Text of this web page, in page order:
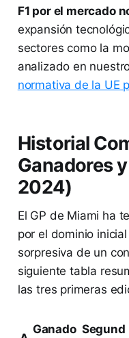
F1 por el mercado
expansión
sectores como la
analizado en
normativa de la UE
Historial
Ganadores
2024)
El GP de Miami ha
por el dominio
sorpresiva de un
siguiente tabla
las tres primeras
Ganado Segund